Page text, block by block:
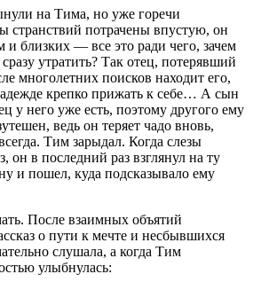
на Тима, но уже горечи
странствий потрачены впустую, он
и близких — все это ради чего, зачем
утратить? Так отец, потерявший
многолетних поисков находит его,
крепко прижать к себе… А сын
у него уже есть, поэтому другого ему
ведь он теряет чадо вновь,
Тим зарыдал. Когда слезы
он в последний раз взглянул на ту
и пошел, куда подсказывало ему
После взаимных объятий
о пути к мечте и несбывшихся
слушала, а когда Тим
улыбнулась: